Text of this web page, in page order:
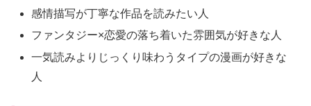
感情描写が丁寧な作品を読みたい人
ファンタジー×恋愛の落ち着いた雰囲気が好きな人
一気読みよりじっくり味わうタイプの漫画が好きな
人